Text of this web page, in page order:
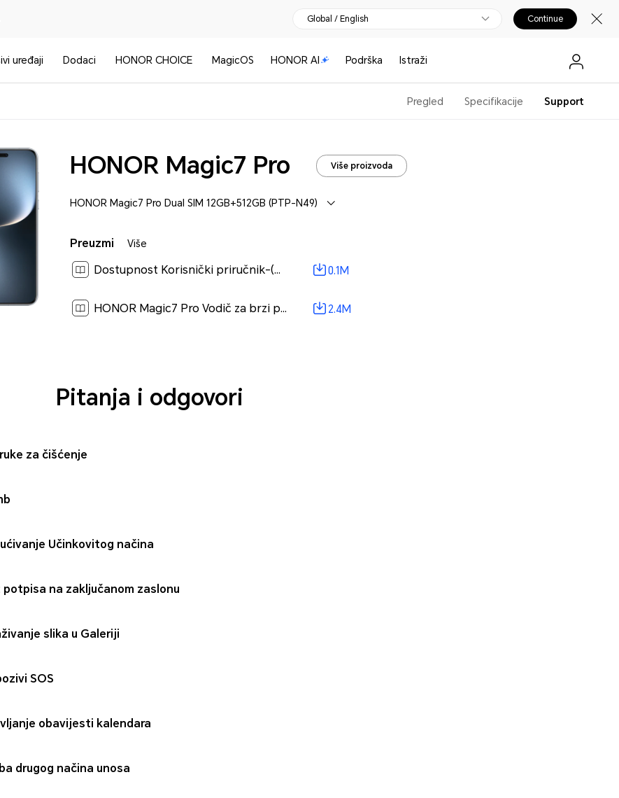
Global / English Continue
uređaji Dodaci HONOR CHOICE MagicOS HONOR AI Podrška Istraži
Pregled Specifikacije Support
HONOR Magic7 Pro Više proizvoda
HONOR Magic7 Pro Dual SIM 12GB+512GB (PTP-N49)
Preuzmi Više
Dostupnost Korisnički priručnik-(MagicOS 9.0_01,hr)[ 0.1M ] 0.1M
HONOR Magic7 Pro Vodič za brzi početak-(Magic OS 9.0_01,PTP-N49,hr)[ 2.4M ] 2.4M
Pitanja i odgovori
za čišćenje
Učinkovitog načina
potpisa na zaključanom zaslonu
slika u Galeriji
SOS
obavijesti kalendara
drugog načina unosa